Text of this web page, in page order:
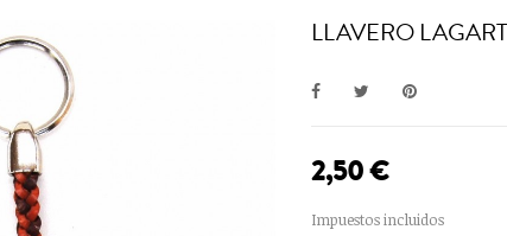
LLAVERO
2,50 €
Impuestos incluidos